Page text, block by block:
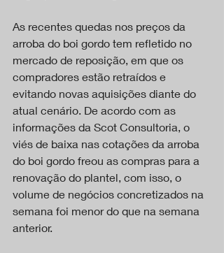
As recentes quedas nos preços da
arroba do boi gordo tem refletido no
mercado de reposição, em que os
compradores estão retraídos e
evitando novas aquisições diante do
atual cenário. De acordo com as
informações da Scot Consultoria, o
viés de baixa nas cotações da arroba
do boi gordo freou as compras para a
renovação do plantel, com isso, o
volume de negócios concretizados na
semana foi menor do que na semana
anterior.